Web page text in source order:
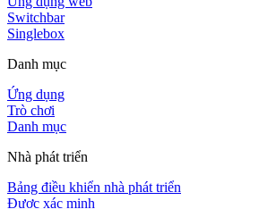
Switchbar
Singlebox
Danh mục
Ứng dụng
Trò chơi
Danh mục
Nhà phát triển
Bảng điều khiển nhà phát triển
Được xác minh